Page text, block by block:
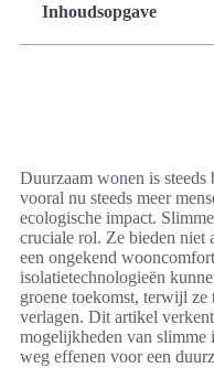
Inhoudsopgave
Duurzaam wonen is
vooral nu steeds meer
ecologische impact.
cruciale rol. Ze bieden niet
een ongekend
isolatietechnologieën
groene toekomst, terwijl
verlagen. Dit artikel
mogelijkheden van slimme
weg effenen voor een